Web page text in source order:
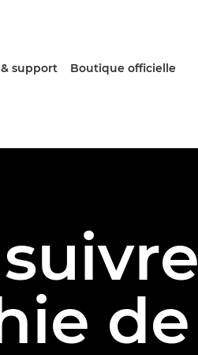
support Boutique officielle
de